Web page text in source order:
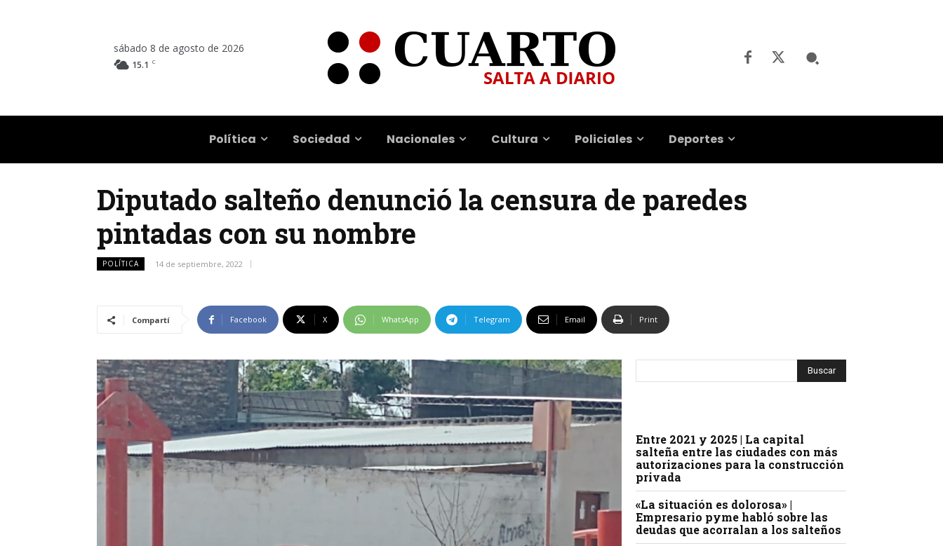
sábado 8 de agosto de 2026
15.1 C
Política Sociedad Nacionales Cultura Policiales Deportes
Diputado salteño denunció la censura de paredes
pintadas con su nombre
POLÍTICA 14 de septiembre, 2022
Compartí Facebook X WhatsApp Telegram Email Print
Entre 2021 y 2025 | La capital
salteña entre las ciudades con más
autorizaciones para la construcción
privada
«La situación es dolorosa» |
Empresario pyme habló sobre las
deudas que acorralan a los salteños